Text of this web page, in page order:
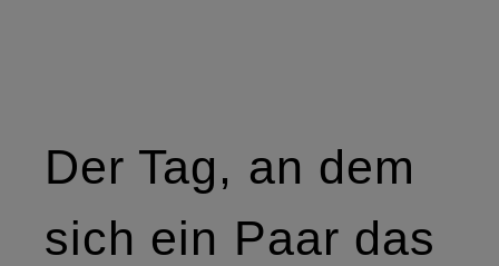
Der Tag, an dem
sich ein Paar das